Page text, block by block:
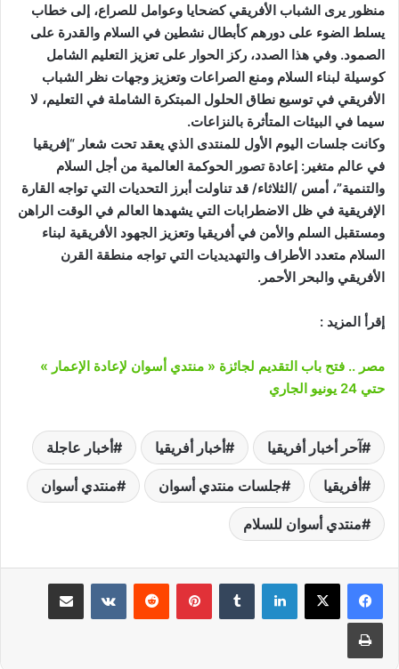
منظور يرى الشباب الأفريقي كضحايا وعوامل للصراع، إلى خطاب
يسلط الضوء على دورهم كأبطال نشطين في السلام والقدرة على
الصمود. وفي هذا الصدد، ركز الحوار على تعزيز التعليم الشامل
كوسيلة لبناء السلام ومنع الصراعات وتعزيز وجهات نظر الشباب
الأفريقي في توسيع نطاق الحلول المبتكرة الشاملة في التعليم، لا
سيما في البيئات المتأثرة بالنزاعات.
وكانت جلسات اليوم الأول للمنتدى الذي يعقد تحت شعار “إفريقيا
في عالم متغير: إعادة تصور الحوكمة العالمية من أجل السلام
والتنمية”، أمس /الثلاثاء/ قد تناولت أبرز التحديات التي تواجه القارة
الإفريقية في ظل الاضطرابات التي يشهدها العالم في الوقت الراهن
ومستقبل السلم والأمن في أفريقيا وتعزيز الجهود الأفريقية لبناء
السلام متعدد الأطراف والتهديديات التي تواجه منطقة القرن
الأفريقي والبحر الأحمر.
إقرأ المزيد :
مصر .. فتح باب التقديم لجائزة « منتدي أسوان لإعادة الإعمار »
حتي 24 يونيو الجاري
آحر أخبار أفريقيا أخبار أفريقيا أخبار عاجلة
أفريقيا جلسات منتدي أسوان منتدي أسوان
منتدي أسوان للسلام
لينكدإن بينتيريست